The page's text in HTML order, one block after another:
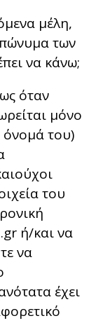
μέλη,
των
να κάνω;
όταν
μόνο
όνομά του)
του
ή/και να
να
έχει